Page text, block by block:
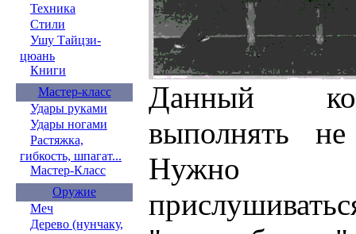
Техника
Стили
Ушу Тайцзи-
цюань
Книги
Мастер-класс
Удары руками
Удары ногами
Растяжка,
гибкость, шпагат...
Мастер-Класс
Оружие
Меч
Дерево (нунчаку,
Данный
выполнять
Hужно